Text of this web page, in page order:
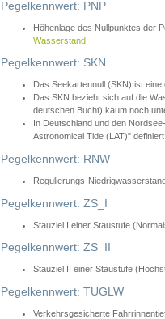
Pegelkennwert: PNP
Höhenlage des Nullpunktes der
Wasserstand
Pegelkennwert: SKN
Das Seekartennull (SKN) ist
Das SKN bezieht sich auf die
deutschen Bucht) kaum noch
In Deutschland und den
Astronomical Tide (LAT)" definiert.
Pegelkennwert: RNW
Regulierungs-
Pegelkennwert: ZS_I
Stauziel I einer Staustufe
Pegelkennwert: ZS_II
Stauziel II einer Staustufe
Pegelkennwert: TUGLW
Verkehrsgesicherte